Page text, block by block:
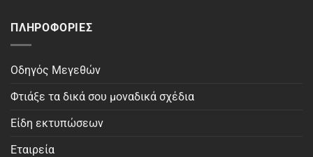
ΠΛΗΡΟΦΟΡΊΕΣ
Οδηγός Μεγεθών
Φτιάξε τα δικά σου μοναδικά σχέδια
Είδη εκτυπώσεων
Εταιρεία